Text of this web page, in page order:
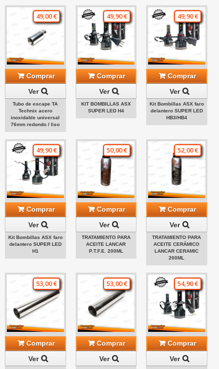
49,00 €
Comprar
Ver
Tubo de escape TA
Technix acero
inoxidable universal
76mm redondo / liso
49,90 €
Comprar
Ver
KIT BOMBILLAS ASX
SUPER LED H4
49,90 €
Comprar
Ver
Kit Bombillas ASX faro
delantero SUPER LED
HB3/HB4
49,90 €
Comprar
Ver
Kit Bombillas ASX faro
delantero SUPER LED
H1
50,00 €
Comprar
Ver
TRATAMIENTO PARA
ACEITE LANCAR
P.T.F.E. 200ML
52,00 €
Comprar
Ver
TRATAMIENTO PARA
ACEITE CERÁMICO
LANCAR CERAMIC
200ML
53,00 €
Comprar
Ver
53,00 €
Comprar
Ver
54,90 €
Comprar
Ver